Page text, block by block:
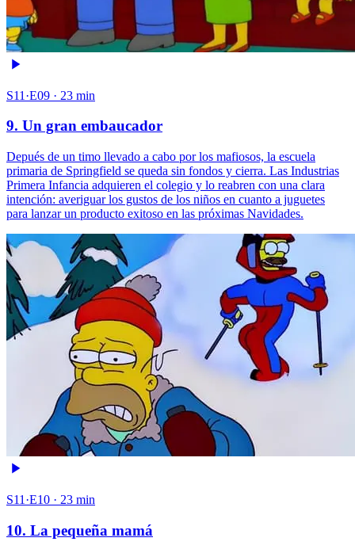
S11·E09 · 23 min
9. Un gran embaucador
Depués de un timo llevado a cabo por los mafiosos, la escuela
primaria de Springfield se queda sin fondos y cierra. Las Industrias
Primera Infancia adquieren el colegio y lo reabren con una clara
intención: averiguar los gustos de los niños en cuanto a juguetes
para lanzar un producto exitoso en las próximas Navidades.
S11·E10 · 23 min
10. La pequeña mamá